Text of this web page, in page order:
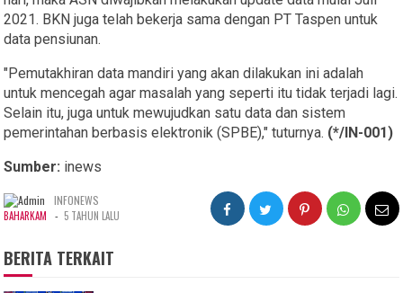
2021. BKN juga telah bekerja sama dengan PT Taspen untuk
data pensiunan.
"Pemutakhiran data mandiri yang akan dilakukan ini adalah
untuk mencegah agar masalah yang seperti itu tidak terjadi lagi.
Selain itu, juga untuk mewujudkan satu data dan sistem
pemerintahan berbasis elektronik (SPBE)," tuturnya. (*/IN-001)
Sumber: inews
INFONEWS
BAHARKAM - 5 TAHUN LALU
BERITA TERKAIT